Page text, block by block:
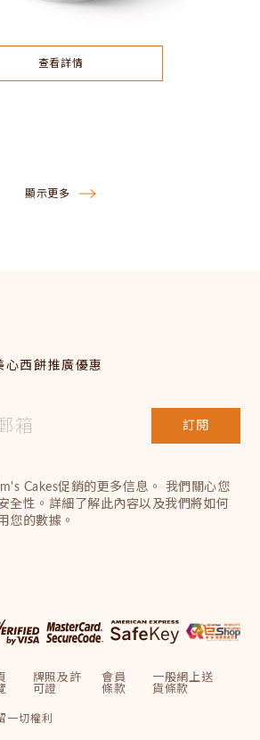
查看詳情
顯示更多
心西餅推廣優惠
訂閱
Cakes促銷的更多信息。 我們關心您
全性。詳細了解此內容以及我們將如何
您的數據。
牌照及許
可證
會員
條款
一般網上送
貨條款
切權利